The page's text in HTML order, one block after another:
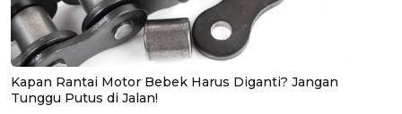
Kapan Rantai Motor Bebek Harus Diganti? Jangan
Tunggu Putus di Jalan!